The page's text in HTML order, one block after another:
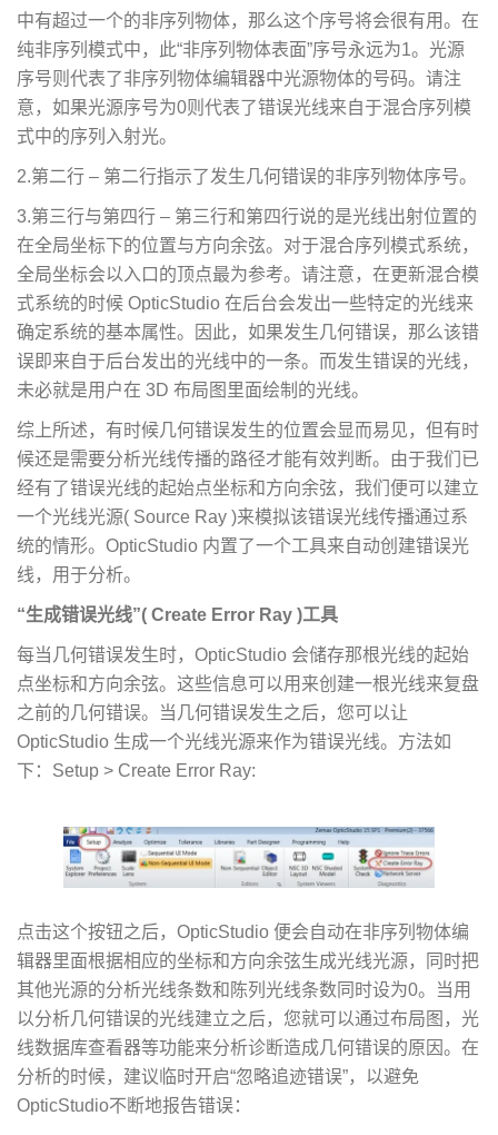
中有超过一个的非序列物体，那么这个序号将会很有用。在
纯非序列模式中，此“非序列物体表面”序号永远为1。光源
序号则代表了非序列物体编辑器中光源物体的号码。请注
意，如果光源序号为0则代表了错误光线来自于混合序列模
式中的序列入射光。
2.第二行 – 第二行指示了发生几何错误的非序列物体序号。
3.第三行与第四行 – 第三行和第四行说的是光线出射位置的
在全局坐标下的位置与方向余弦。对于混合序列模式系统，
全局坐标会以入口的顶点最为参考。请注意，在更新混合模
式系统的时候 OpticStudio 在后台会发出一些特定的光线来
确定系统的基本属性。因此，如果发生几何错误，那么该错
误即来自于后台发出的光线中的一条。而发生错误的光线，
未必就是用户在 3D 布局图里面绘制的光线。
综上所述，有时候几何错误发生的位置会显而易见，但有时
候还是需要分析光线传播的路径才能有效判断。由于我们已
经有了错误光线的起始点坐标和方向余弦，我们便可以建立
一个光线光源( Source Ray )来模拟该错误光线传播通过系
统的情形。OpticStudio 内置了一个工具来自动创建错误光
线，用于分析。
“生成错误光线”( Create Error Ray )工具
每当几何错误发生时，OpticStudio 会储存那根光线的起始
点坐标和方向余弦。这些信息可以用来创建一根光线来复盘
之前的几何错误。当几何错误发生之后，您可以让
OpticStudio 生成一个光线光源来作为错误光线。方法如
下：Setup > Create Error Ray:
点击这个按钮之后，OpticStudio 便会自动在非序列物体编
辑器里面根据相应的坐标和方向余弦生成光线光源，同时把
其他光源的分析光线条数和陈列光线条数同时设为0。当用
以分析几何错误的光线建立之后，您就可以通过布局图，光
线数据库查看器等功能来分析诊断造成几何错误的原因。在
分析的时候，建议临时开启“忽略追迹错误”，以避免
OpticStudio不断地报告错误：